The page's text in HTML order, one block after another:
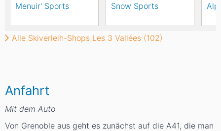
Menuir' Sports Snow Sports
Alle Skiverleih-Shops Les 3 Vallées (102)
Anfahrt
Mit dem Auto
Von Grenoble aus geht es zunächst auf die A41, die man